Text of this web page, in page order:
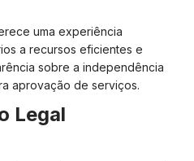
uma experiência
a recursos eficientes e
sobre a independência
aprovação de serviços.
Legal